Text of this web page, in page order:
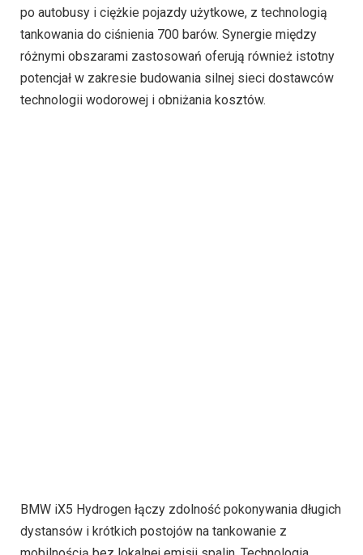
po autobusy i ciężkie pojazdy użytkowe, z technologią
tankowania do ciśnienia 700 barów. Synergie między
różnymi obszarami zastosowań oferują również istotny
potencjał w zakresie budowania silnej sieci dostawców
technologii wodorowej i obniżania kosztów.
BMW iX5 Hydrogen łączy zdolność pokonywania długich
dystansów i krótkich postojów na tankowanie z